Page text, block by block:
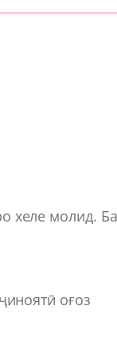
хеле молид.
оғоз